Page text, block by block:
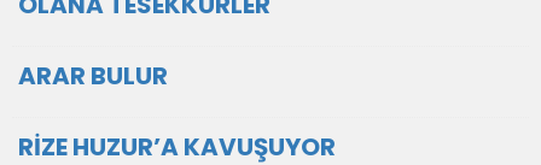
ARAR BULUR
RİZE HUZUR’A KAVUŞUYOR